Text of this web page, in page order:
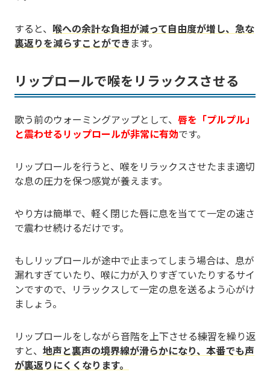
すると、 喉への余計な負担が減って自由度が増し、急な
裏返りを減らすことができ ます。
リップロールで喉をリラックスさせる
歌う前のウォーミングアップとして、 唇を「プルプル」
と震わせるリップロールが非常に有効です。
リップロールを行うと、喉をリラックスさせたまま適切
な息の圧力を保つ感覚が養えます。
やり方は簡単で、軽く閉じた唇に息を当てて一定の速さ
で震わせ続けるだけです。
もしリップロールが途中で止まってしまう場合は、息が
漏れすぎていたり、喉に力が入りすぎていたりするサイ
ンですので、リラックスして一定の息を送るよう心がけ
ましょう。
リップロールをしながら音階を上下させる練習を繰り返
すと、 地声と裏声の境界線が滑らかになり、本番でも声
が裏返りにくくなります。